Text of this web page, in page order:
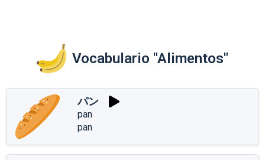
Vocabulario "Alimentos"
パン
pan
pan